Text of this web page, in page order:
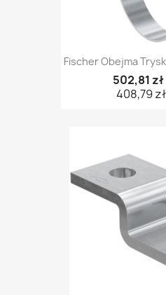
Fischer Obejma
502,81
408,79